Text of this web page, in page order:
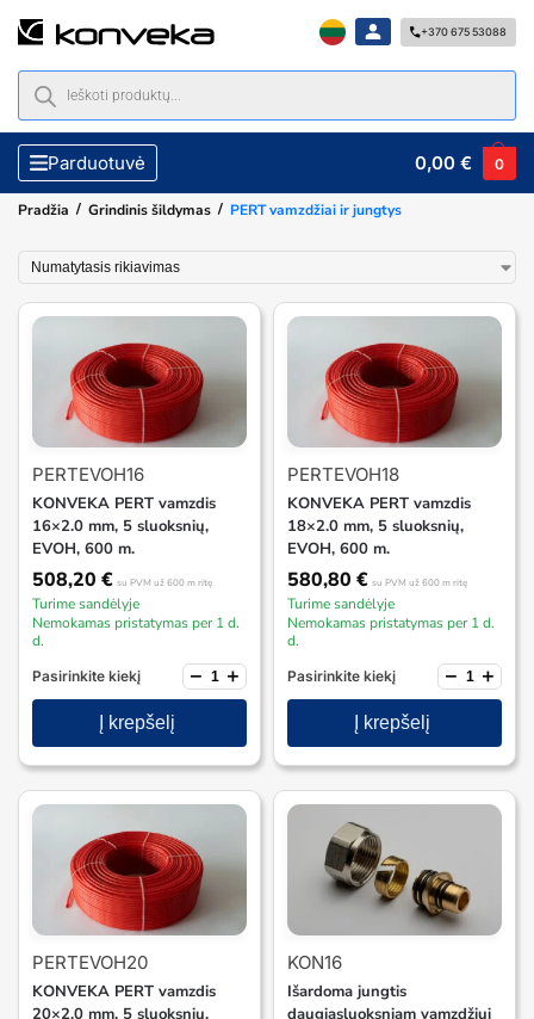
+370 675 53088
Parduotuvė 0,00€ 0
Pradžia / Grindinis šildymas / PERT vamzdžiai ir jungtys
PERTEVOH16
KONVEKA PERT vamzdis
16×2.0 mm, 5 sluoksnių,
EVOH, 600 m.
508,20 € su PVM už 600 m ritę
Turime sandėlyje
Nemokamas pristatymas per 1 d.
d.
Pasirinkite kiekį − +
Į krepšelį
PERTEVOH18
KONVEKA PERT vamzdis
18×2.0 mm, 5 sluoksnių,
EVOH, 600 m.
580,80 € su PVM už 600 m ritę
Turime sandėlyje
Nemokamas pristatymas per 1 d.
d.
Pasirinkite kiekį − +
Į krepšelį
PERTEVOH20
KONVEKA PERT vamzdis
20×2.0 mm, 5 sluoksnių,
KON16
Išardoma jungtis
daugiasluoksniam vamzdžiui